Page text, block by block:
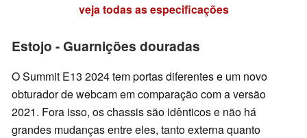
veja todas as especificações
Estojo - Guarnições douradas
O Summit E13 2024 tem portas diferentes e um novo
obturador de webcam em comparação com a versão
2021. Fora isso, os chassis são idênticos e não há
grandes mudanças entre eles, tanto externa quanto